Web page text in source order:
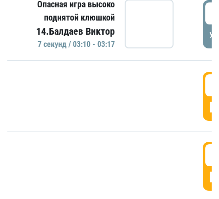
Опасная игра высоко
поднятой клюшкой
14.Балдаев Виктор
7 секунд / 03:10 - 03:17